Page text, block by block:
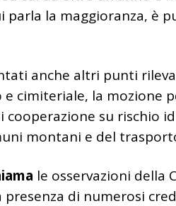
parla la maggioranza, è
anche altri punti
cimiteriale, la mozione
su rischio
montani e del
le osservazioni della
di numerosi